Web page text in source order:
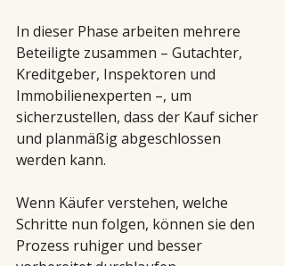
In dieser Phase arbeiten mehrere
Beteiligte zusammen – Gutachter,
Kreditgeber, Inspektoren und
Immobilienexperten –, um
sicherzustellen, dass der Kauf sicher
und planmäßig abgeschlossen
werden kann.
Wenn Käufer verstehen, welche
Schritte nun folgen, können sie den
Prozess ruhiger und besser